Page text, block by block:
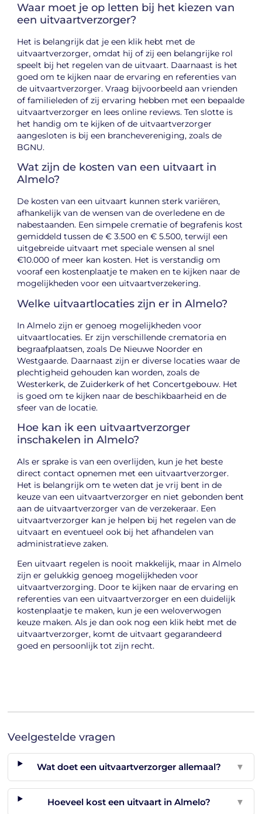
Waar moet je op letten bij het kiezen van
een uitvaartverzorger?
Het is belangrijk dat je een klik hebt met de
uitvaartverzorger, omdat hij of zij een belangrijke rol
speelt bij het regelen van de uitvaart. Daarnaast is het
goed om te kijken naar de ervaring en referenties van
de uitvaartverzorger. Vraag bijvoorbeeld aan vrienden
of familieleden of zij ervaring hebben met een bepaalde
uitvaartverzorger en lees online reviews. Ten slotte is
het handig om te kijken of de uitvaartverzorger
aangesloten is bij een branchevereniging, zoals de
BGNU.
Wat zijn de kosten van een uitvaart in
Almelo?
De kosten van een uitvaart kunnen sterk variëren,
afhankelijk van de wensen van de overledene en de
nabestaanden. Een simpele crematie of begrafenis kost
gemiddeld tussen de € 3.500 en € 5.500, terwijl een
uitgebreide uitvaart met speciale wensen al snel
€10.000 of meer kan kosten. Het is verstandig om
vooraf een kostenplaatje te maken en te kijken naar de
mogelijkheden voor een uitvaartverzekering.
Welke uitvaartlocaties zijn er in Almelo?
In Almelo zijn er genoeg mogelijkheden voor
uitvaartlocaties. Er zijn verschillende crematoria en
begraafplaatsen, zoals De Nieuwe Noorder en
Westgaarde. Daarnaast zijn er diverse locaties waar de
plechtigheid gehouden kan worden, zoals de
Westerkerk, de Zuiderkerk of het Concertgebouw. Het
is goed om te kijken naar de beschikbaarheid en de
sfeer van de locatie.
Hoe kan ik een uitvaartverzorger
inschakelen in Almelo?
Als er sprake is van een overlijden, kun je het beste
direct contact opnemen met een uitvaartverzorger.
Het is belangrijk om te weten dat je vrij bent in de
keuze van een uitvaartverzorger en niet gebonden bent
aan de uitvaartverzorger van de verzekeraar. Een
uitvaartverzorger kan je helpen bij het regelen van de
uitvaart en eventueel ook bij het afhandelen van
administratieve zaken.
Een uitvaart regelen is nooit makkelijk, maar in Almelo
zijn er gelukkig genoeg mogelijkheden voor
uitvaartverzorging. Door te kijken naar de ervaring en
referenties van een uitvaartverzorger en een duidelijk
kostenplaatje te maken, kun je een weloverwogen
keuze maken. Als je dan ook nog een klik hebt met de
uitvaartverzorger, komt de uitvaart gegarandeerd
goed en persoonlijk tot zijn recht.
Veelgestelde vragen
Wat doet een uitvaartverzorger allemaal? ▼
Hoeveel kost een uitvaart in Almelo? ▼